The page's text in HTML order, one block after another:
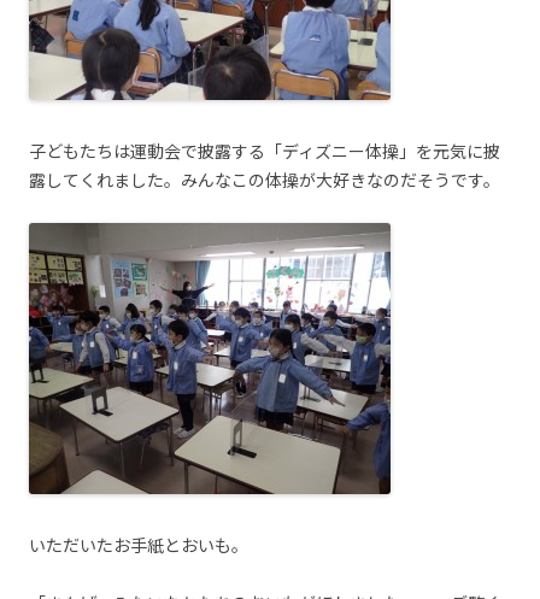
子どもたちは運動会で披露する「ディズニー体操」を元気に披
露してくれました。みんなこの体操が大好きなのだそうです。
いただいたお手紙とおいも。